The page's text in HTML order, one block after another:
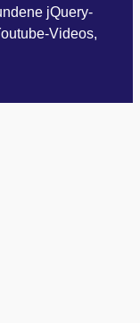
jQuery-
Videos,